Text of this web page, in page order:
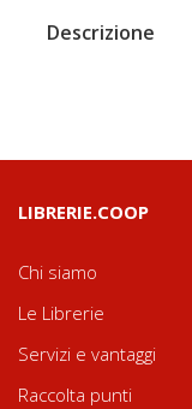
Descrizione
LIBRERIE.COOP
Chi siamo
Le Librerie
Servizi e vantaggi
Raccolta punti